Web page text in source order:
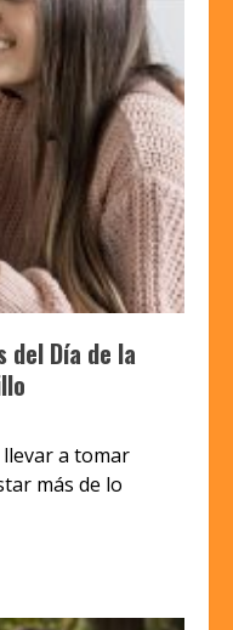
del Día de la
a tomar
más de lo